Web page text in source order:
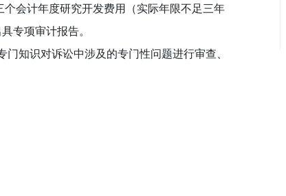
会计年度研究开发费用（实际年限不足三年
专项审计报告。
知识对诉讼中涉及的专门性问题进行审查、